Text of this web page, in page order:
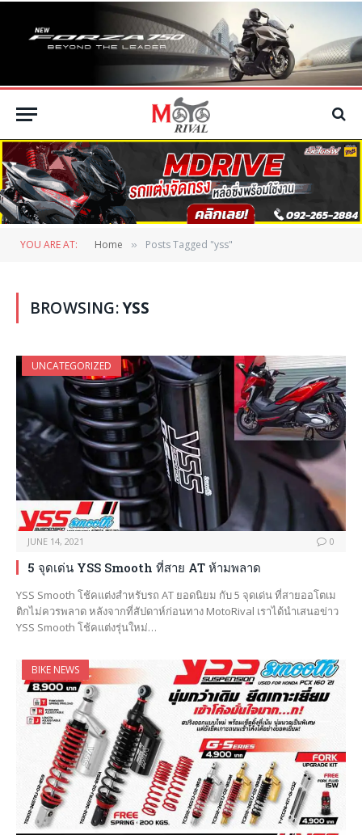
YOU ARE AT: Home » Posts Tagged "yss"
BROWSING:YSS
UNCATEGORIZED
JUNE 14, 2021 0
5 จุดเด่น YSS Smooth ที่สาย AT ห้ามพลาด
YSS Smooth โช้คแต่งสำหรับรถ AT ยอดนิยม กับ 5 จุดเด่น ที่สายออโตเม
ติกไม่ควรพลาด หลังจากที่สัปดาห์ก่อนทาง MotoRival เราได้นำเสนอข่าว
YSS Smooth โช้คแต่งรุ่นใหม่…
BIKE NEWS